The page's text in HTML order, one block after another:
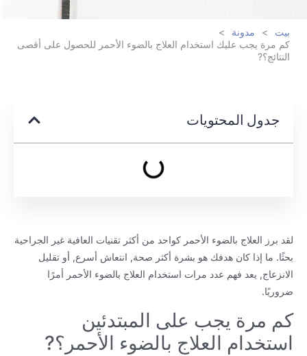
بيت > مدونة
>
كم مرة يجب عليك استخدام العلاج بالضوء الأحمر للحصول على أقصى
النتائج؟?
جدول المحتويات
لقد برز العلاج بالضوء الأحمر كواحد من أكثر تقنيات العافية غير الجراحية
بحثًا. ما إذا كان هدفك هو بشرة أكثر صحة, انتعاش أسرع, أو تقليل
الانزعاج, يعد فهم عدد مرات استخدام العلاج بالضوء الأحمر أمرًا
ضروريًا.
كم مرة يجب على المبتدئين
استخدام العلاج بالضوء الأحمر؟?